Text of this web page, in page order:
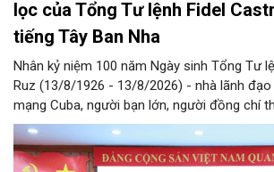
lọc của Tổng Tư lệnh Fidel
tiếng Tây Ban Nha
Nhân kỷ niệm 100 năm Ngày sinh Tổng Tư
Ruz (13/8/1926 - 13/8/2026) - nhà lãnh
mạng Cuba, người bạn lớn, người đồng chí
Đảng, Nhà nước và nhân dân Việt Nam,
Nhà xuất bản Chính trị quốc gia Sự thật
giáo Trung ương tổ chức Lễ giới thiệu bộ